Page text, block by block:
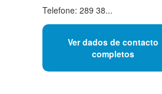
Telefone: 289 38...
Ver dados de contacto
completos